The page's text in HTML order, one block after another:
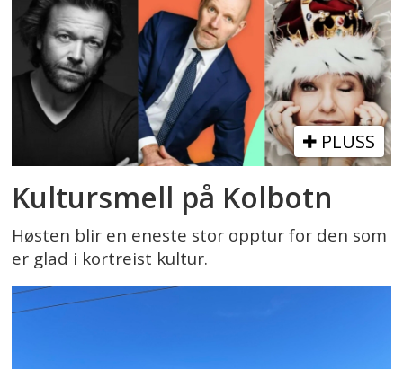
PLUSS
Kultursmell på Kolbotn
Høsten blir en eneste stor opptur for den som
er glad i kortreist kultur.